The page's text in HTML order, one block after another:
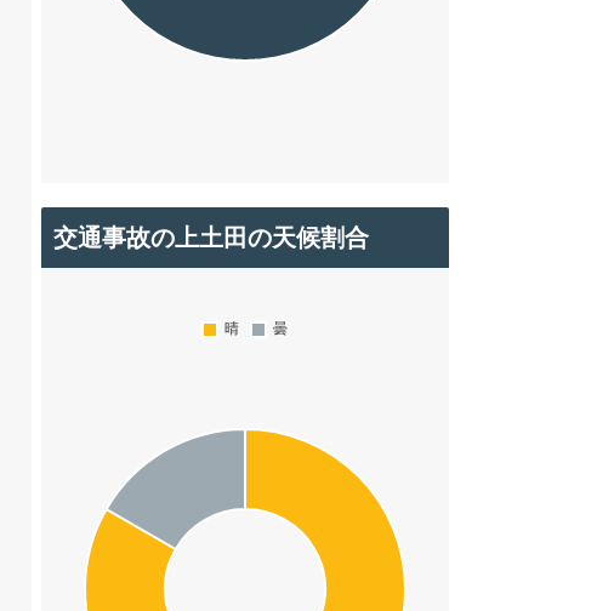
交通事故の上土田の天候割合